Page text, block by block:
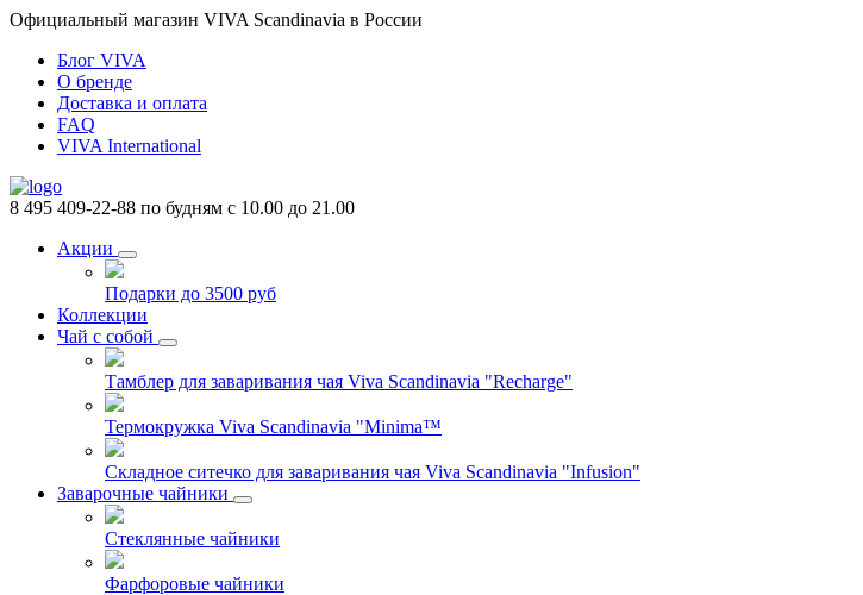
Официальный магазин VIVA Scandinavia в России
Блог VIVA
О бренде
Доставка и оплата
FAQ
VIVA International
8 495 409-22-88 по будням с 10.00 до 21.00
Акции
Подарки до 3500 руб
Коллекции
Чай с собой
Тамблер для заваривания чая Viva Scandinavia "Recharge"
Термокружка Viva Scandinavia "Minima™
Складное ситечко для заваривания чая Viva Scandinavia "Infusion"
Заварочные чайники
Стеклянные чайники
Фарфоровые чайники